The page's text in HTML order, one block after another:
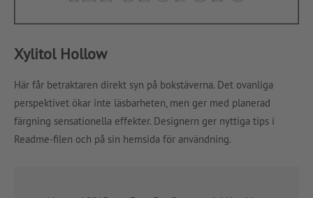
Xylitol Hollow
Här får betraktaren direkt syn på bokstäverna. Det ovanliga
perspektivet ökar inte läsbarheten, men ger med planerad
färgning sensationella effekter. Designern ger nyttiga tips i
Readme-filen och på sin hemsida för användning.